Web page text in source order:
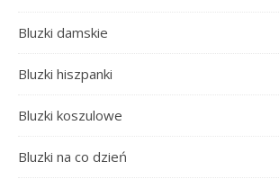
Bluzki damskie
Bluzki hiszpanki
Bluzki koszulowe
Bluzki na co dzień